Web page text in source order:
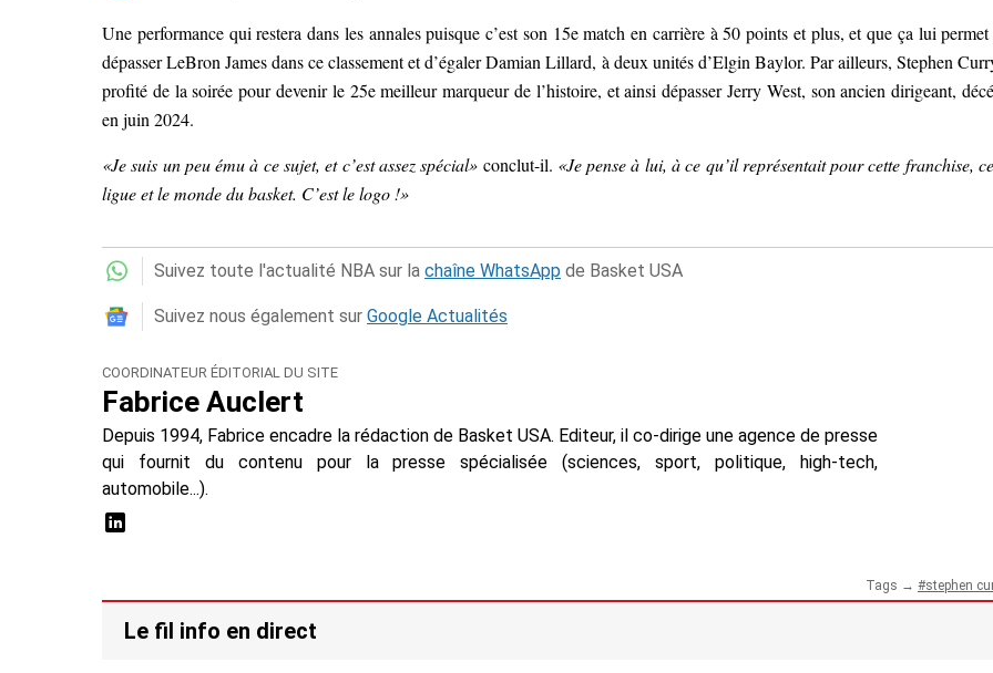
Une performance qui restera dans les annales puisque c’est son 15e match en carrière à 50 points et plus, et que ça lui
dépasser LeBron James dans ce classement et d’égaler Damian Lillard, à deux unités d’Elgin Baylor. Par ailleurs, Stephen
profité de la soirée pour devenir le 25e meilleur marqueur de l’histoire, et ainsi dépasser Jerry West, son ancien dirigeant,
en juin 2024.
«Je suis un peu ému à ce sujet, et c’est assez spécial» conclut-il. «Je pense à lui, à ce qu’il représentait pour cette franchise,
ligue et le monde du basket. C’est le logo !»
Suivez toute l'actualité NBA sur la chaîne WhatsApp de Basket USA
Suivez nous également sur Google Actualités
COORDINATEUR ÉDITORIAL DU SITE
Fabrice Auclert
Depuis 1994, Fabrice encadre la rédaction de Basket USA. Editeur, il co-dirige une agence de presse
qui fournit du contenu pour la presse spécialisée (sciences, sport, politique, high-tech,
automobile...).
Tags → stephen
Le fil info en direct